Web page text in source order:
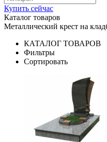
Купить сейчас
Каталог товаров
Mеталлический крест на
КАТАЛОГ ТОВАРОВ
Фильтры
Сортировать